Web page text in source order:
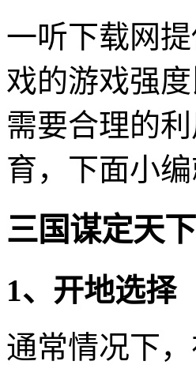
一听下载网
戏的游戏强
需要合理的利
育，下面小
三国谋定天
1、开地选择
通常情况下